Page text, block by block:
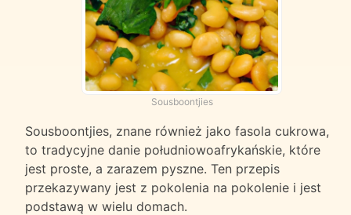
Sousboontjies
Sousboontjies, znane również jako fasola cukrowa,
to tradycyjne danie południowoafrykańskie, które
jest proste, a zarazem pyszne. Ten przepis
przekazywany jest z pokolenia na pokolenie i jest
podstawą w wielu domach.